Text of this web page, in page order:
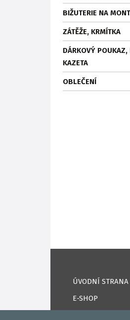
BIŽUTERIE NA
ZÁTĚŽE, KRMÍTKA
DÁRKOVÝ POUKAZ,
KAZETA
OBLEČENÍ
ÚVODNÍ STRANA
E-SHOP